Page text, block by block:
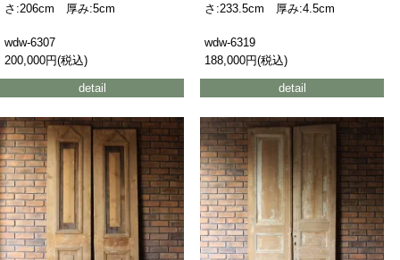
さ:206cm 厚み:5cm
wdw-6307
200,000円(税込)
detail
さ:233.5cm 厚み:4.5cm
wdw-6319
188,000円(税込)
detail